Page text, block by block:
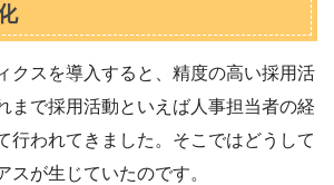
クスを導入すると、精度の高い採用活
まで採用活動といえば人事担当者の経
行われてきました。そこではどうして
スが生じていたのです。